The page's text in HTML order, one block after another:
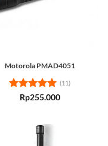
Motorola PMAD4051
Rated5
(11)
Rp255.000